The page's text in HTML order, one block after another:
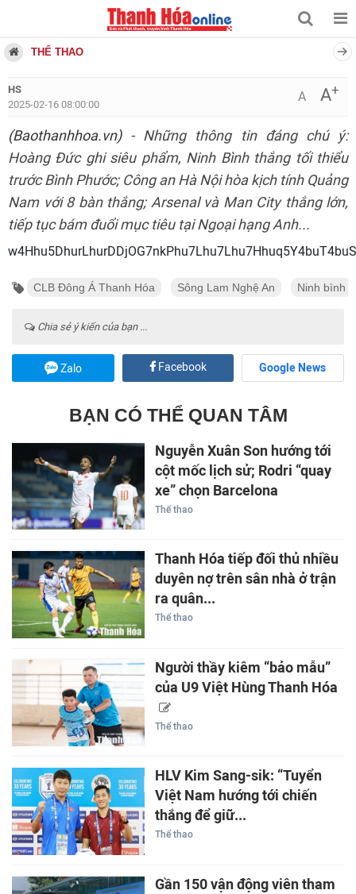
THỂ THAO
HS
2025-02-16 08:00:00
A A+
(Baothanhhoa.vn)- Những thông tin đáng chú ý:
Hoàng Đức ghi siêu phẩm, Ninh Bình thắng tối thiểu
trước Bình Phước; Công an Hà Nội hòa kịch tính Quảng
Nam với 8 bàn thắng; Arsenal và Man City thắng lớn,
tiếp tục bám đuổi mục tiêu tại Ngoại hạng Anh...
CLB Đông Á Thanh Hóa Sông Lam Nghệ An Ninh bình
Chia sẻ ý kiến của bạn ...
Zalo Facebook Google News
BẠN CÓ THỂ QUAN TÂM
Nguyễn Xuân Son hướng tới
cột mốc lịch sử; Rodri “quay
xe” chọn Barcelona
Thể thao
Thanh Hóa tiếp đối thủ nhiều
duyên nợ trên sân nhà ở trận
ra quân...
Thể thao
Người thầy kiêm “bảo mẫu”
của U9 Việt Hùng Thanh Hóa
Thể thao
HLV Kim Sang-sik: “Tuyển
Việt Nam hướng tới chiến
thắng để giữ...
Thể thao
Gần 150 vận động viên tham